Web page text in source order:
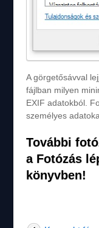
A görgetősávval
fájlban milyen
EXIF adatokból.
személyes
További
a Fotózás
könyvben!